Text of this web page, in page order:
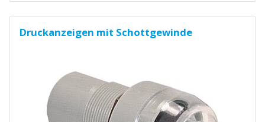
Druckanzeigen mit Schottgewinde